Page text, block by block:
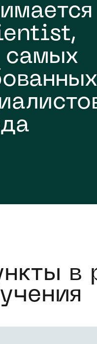
самых
в